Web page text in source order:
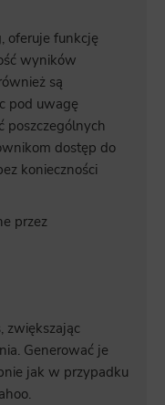
oferuje funkcję
wyników
są
pod uwagę
poszczególnych
dostęp do
konieczności
przez
zwiększając
Generować je
jak w przypadku